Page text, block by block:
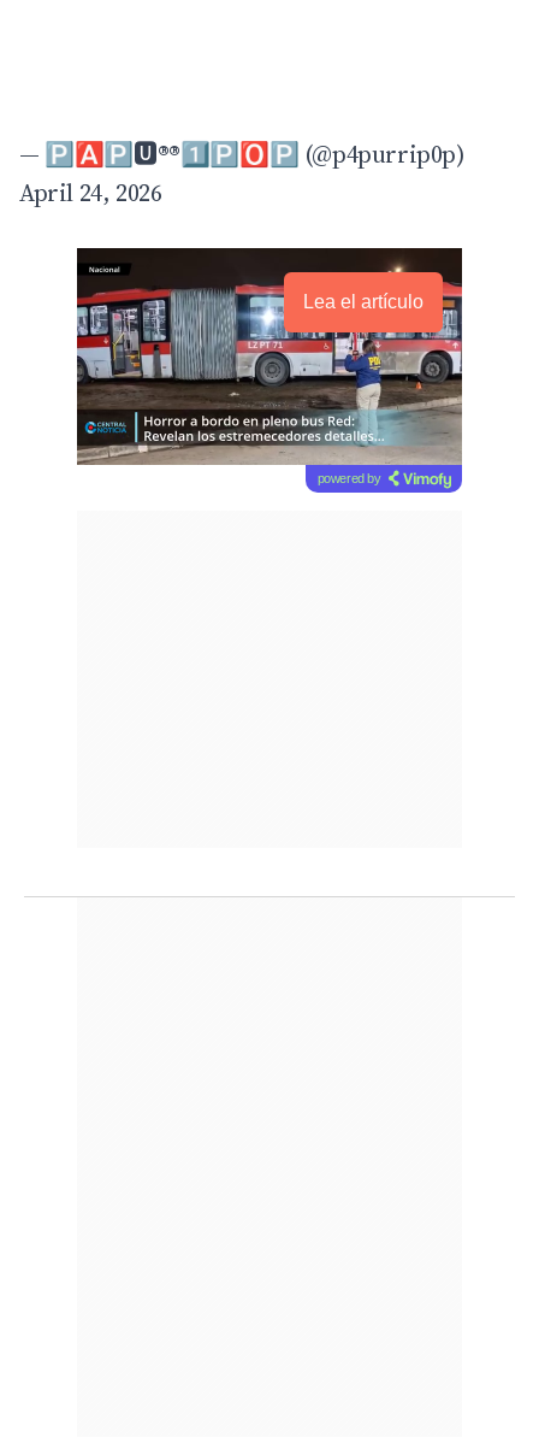
— 🅿️🅰️🅿️🆄®️®️1️⃣🅿️🅾️🅿️ (@p4purrip0p)
April 24, 2026
Lea el artículo
powered by